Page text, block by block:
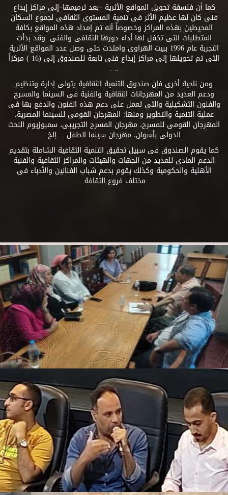
كما أن فلسفة تحويل المواقع الأثرية –بعد ترميمها–إلى مراكز إبداع
فنى كان لها عظيم الأثر فى تنمية المستوى الثقافى لجموع السكان
المحيطين بهذه المراكز وخصوصاً أنه تم إمداد هذه المواقع بكافة
المتطلبات التى تكفل لها أداء دورها الثقافى والفنى. وقد بدأت
التجربة عام 1996 ببيت الهراوى وامتدت حتى وصل عدد المواقع الأثرية
التى تم تحويلها إلى مراكز إبداع فنى تابعة للصندوق إلى (16 ) مركزاً
.. .
ومن ناحية أخرى فإن صندوق التنمية الثقافية يتولى إدارة وتنظيم
ودعم العديد من المهرجانات الثقافية والفنية فى السينما والمسرح
والفنون التشكيلية والتى تعمل على دعم هذه الفنون والدفع بها فى
عملية التنمية والتطوير ومنها: المهرجان القومى للسينما المصرية،
المهرجان القومى للمسرح، مهرجان المسرح التجريبى، سمبوزيوم النحت
الدولى بأسوان، مهرجان سينما الطفل.....إلخ
كما يقوم الصندوق فى سبيل تحقيق التنمية الثقافية الشاملة بتقديم
الدعم المادى للعديد من الجهات والهيئات والمراكز الثقافية والفنية
الأهلية والحكومية وكذلك يقوم بدعم شباب الفنانين والأدباء فى
مختلف فروع الثقافة.